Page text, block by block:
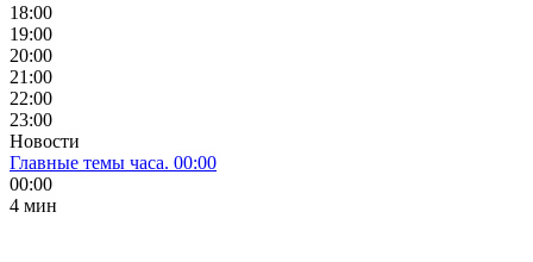
18:00
19:00
20:00
21:00
22:00
23:00
Новости
Главные темы часа. 00:00
00:00
4 мин